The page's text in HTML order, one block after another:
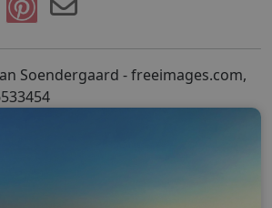
Soendergaard - freeimages.com,